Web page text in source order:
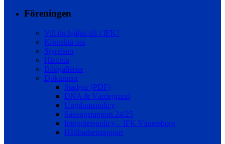
Föreningen
Vill du hjälpa till i IFK?
Kontakta oss
Styrelsen
Historia
Bildgallerier
Dokument
Stadgar (PDF)
DNA & Värdegrund
Ungdomspolicy
Säsongsrapport 24/25
Integritetspolicy – IFK Vänersborg
Hållbarhetsrapport